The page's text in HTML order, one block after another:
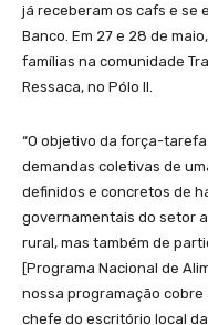
já receberam os cafs e se
Banco. Em 27 e 28 de
famílias na comunidade
Ressaca, no Pólo II.
“O objetivo da força-tarefa
demandas coletivas de
definidos e concretos de
governamentais do setor
rural, mas também de
[Programa Nacional de
nossa programação cobre
chefe do escritório local